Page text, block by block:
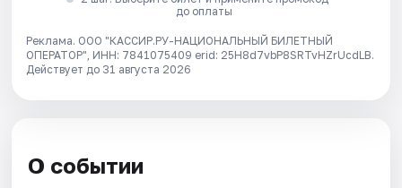
до оплаты
Реклама. ООО "КАССИР.РУ-НАЦИОНАЛЬНЫЙ БИЛЕТНЫЙ
ОПЕРАТОР", ИНН: 7841075409 erid: 25H8d7vbP8SRTvHZrUcdLB.
Действует до 31 августа 2026
О событии